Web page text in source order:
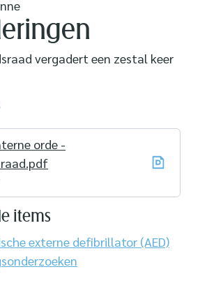
vergadert een zestal keer
orde -
items
externe defibrillator (AED)